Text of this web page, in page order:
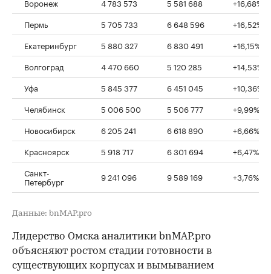
Пермь
5 705 733 6 648 596
+16,52%
Екатеринбург
5 880 327 6 830 491
+16,15%
Волгоград
4 470 660 5 120 285
+14,53%
Уфа
5 845 377 6 451 045
+10,36%
Челябинск
5 006 500 5 506 777
+9,99%
Новосибирск
6 205 241 6 618 890
+6,66%
Красноярск
5 918 717 6 301 694
+6,47%
Санкт-
Петербург 9 241 096 9 589 169 +3,76%
Данные: bnMAP.pro
Лидерство Омска аналитики bnMAP.pro
объясняют ростом стадии готовности в
существующих корпусах и вымыванием